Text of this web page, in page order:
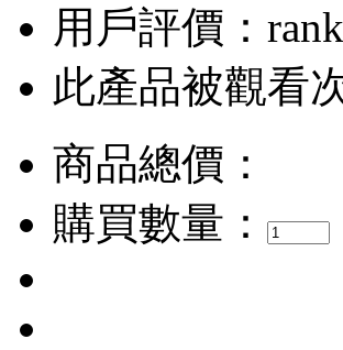
用戶評價：
此產品被觀看
商品總價：
購買數量：